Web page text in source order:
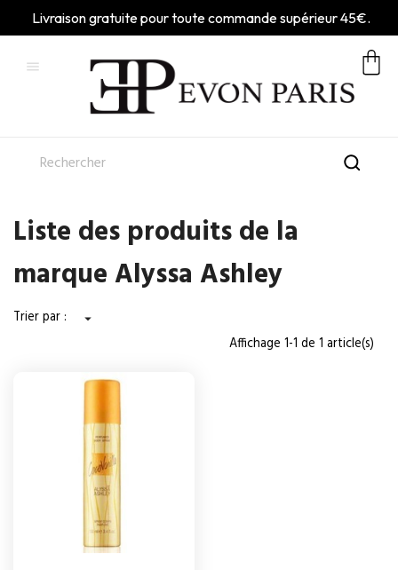
Livraison gratuite pour toute commande supérieur 45€.

Liste des produits de la
marque Alyssa Ashley
Trier par : 
Affichage 1-1 de 1 article(s)